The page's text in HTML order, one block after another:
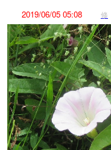
2019/06/05 05:08
修